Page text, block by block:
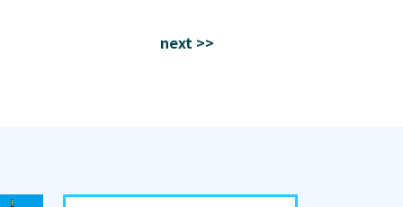
next >>